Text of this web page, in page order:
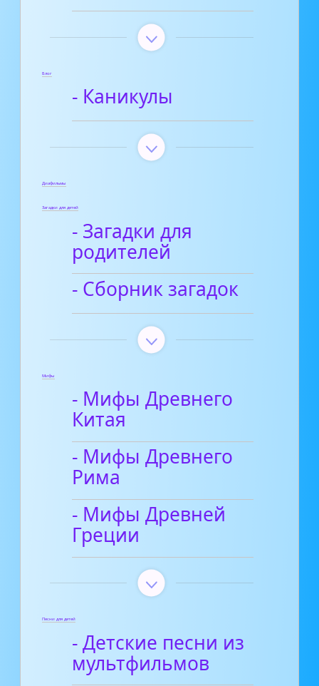
Блог
- Каникулы
Диафильмы
Загадки для детей
- Загадки для
родителей
- Сборник загадок
Мифы
- Мифы Древнего
Китая
- Мифы Древнего
Рима
- Мифы Древней
Греции
Песни для детей
- Детские песни из
мультфильмов